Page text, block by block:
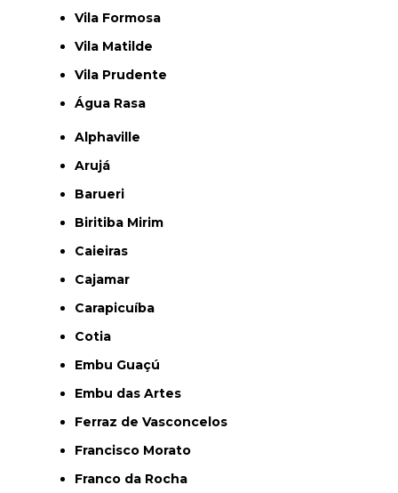
Vila Formosa
Vila Matilde
Vila Prudente
Água Rasa
Alphaville
Arujá
Barueri
Biritiba Mirim
Caieiras
Cajamar
Carapicuíba
Cotia
Embu Guaçú
Embu das Artes
Ferraz de Vasconcelos
Francisco Morato
Franco da Rocha